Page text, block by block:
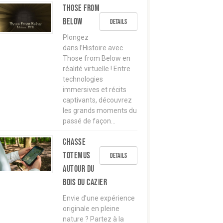
Details
Those from
below
Plongez
dans l’Histoire avec
Those from Below en
réalité virtuelle ! Entre
technologies
immersives et récits
captivants, découvrez
les grands moments du
passé de façon…
Details
Chasse
TOTEMUS
autour du
Bois du Cazier
Envie d’une expérience
originale en pleine
nature ? Partez à la